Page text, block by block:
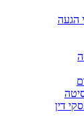
הגעה
דין